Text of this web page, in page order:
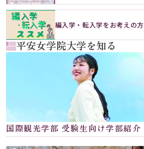
編入学・転入学をお考えの方
平安女学院大学を知る
国際観光学部 受験生向け学部紹介